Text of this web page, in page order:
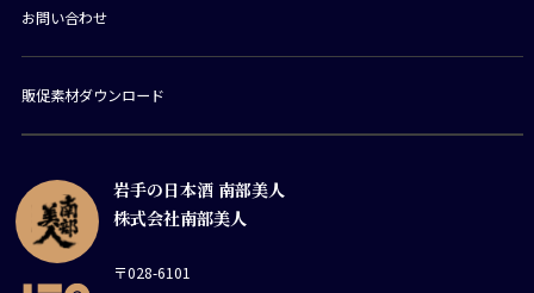
岩手の日本酒 南部美人
株式会社南部美人
〒028-6101
お問い合わせ
販促素材ダウンロード